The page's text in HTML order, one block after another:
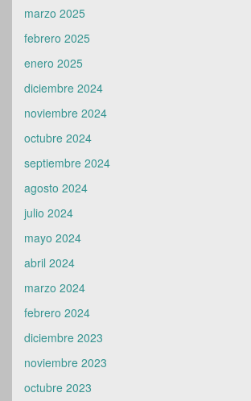
marzo 2025
febrero 2025
enero 2025
diciembre 2024
noviembre 2024
octubre 2024
septiembre 2024
agosto 2024
julio 2024
mayo 2024
abril 2024
marzo 2024
febrero 2024
diciembre 2023
noviembre 2023
octubre 2023